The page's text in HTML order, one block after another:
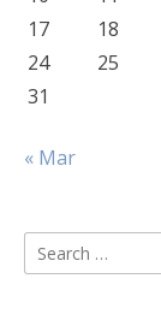
17
18
24
25
31
« Mar
Search
for: